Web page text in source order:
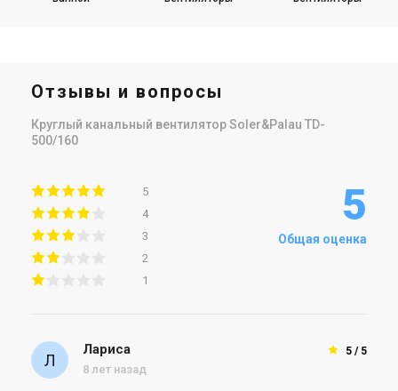
Отзывы и вопросы
Круглый канальный вентилятор Soler&Palau TD-
500/160
5
4
3
2
1
5
Общая оценка
5 / 5
Лариса
8 лет назад